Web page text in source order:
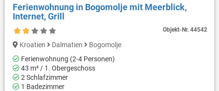
Ferienwohnung in Bogomolje mit Meerblick,
Internet, Grill
Objekt-Nr.44542
Kroatien Dalmatien
Bogomolje
Ferienwohnung (2-4 Personen)
43 m² / 1. Obergeschoss
2 Schlafzimmer
1 Badezimmer